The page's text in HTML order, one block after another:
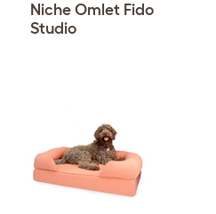
Niche Omlet Fido
Studio